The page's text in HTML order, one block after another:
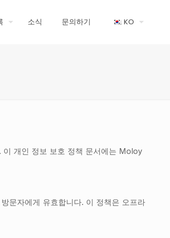
소식 문의하기 KO
개인 정보 보호 정책 문서에는 Moloy
문자에게 유효합니다. 이 정책은 오프라